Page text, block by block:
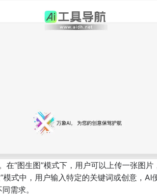
在“图生图”模式下，用户可以上传一张图
式中，用户输入特定的关键词或创意，
需求。